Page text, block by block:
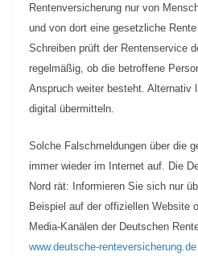
Rentenversicherung nur von
und von dort eine gesetzliche
Schreiben prüft der Rentenservice
regelmäßig, ob die betroffene
Anspruch weiter besteht. Alternativ
digital übermitteln.
Solche Falschmeldungen über die
immer wieder im Internet auf. Die
Nord rät: Informieren Sie sich nur
Beispiel auf der offiziellen Website
Media-Kanälen der Deutschen
www.deutsche-renteversicherung.de